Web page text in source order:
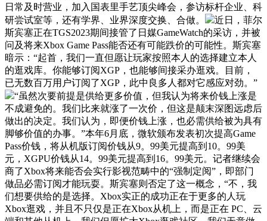
日常及时营业，加入国表里手艺顶尖峰会，参访标杆企业、科
研尝试室等，还有学界、业界深度交换、合做。
近日，菲尔
斯宾塞正在TGS2023期间接管了日媒GameWatch的采访，并被
问及将来Xbox Game Pass能否还有可能跌价的可能性。斯宾塞
暗示：“起首，我们一直但愿让玩家按照本人的选择建立本人
的逛戏库。你能够订阅XGP，也能够间接采办逛戏。目前，
已无数百万用户订阅了XGP，此中良多人都对它感应对劲。”
“虽然次要前提是供给更多价值，但我认为将来价钱上涨是
不成避免的。我们比来就涨了一次价，但这是颠末深图远虑后
做出的决定。我们认为，即便价钱上涨，也必需供给被为具有
脚够价值的办事。”本年6月底，微软颁布发表初次提高Game
Pass价钱，将从机版订阅价钱从9。99美元提高到10。99美
元，XGPU价钱从14。99美元提高到16。99美元。记者继续会
商了Xbox将来能否会实行影视范畴中的“强制定阅”，即部门
做品必需订阅才能玩耍。斯宾塞则否定了这一概念，“不，我
们想要供给的是选择。Xbox实正的成功正在于更多的人玩
Xbox逛戏，并且不只仅是正在Xbox从机上，而是正在 PC、云